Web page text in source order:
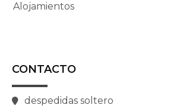
Alojamientos
CONTACTO
despedidas soltero